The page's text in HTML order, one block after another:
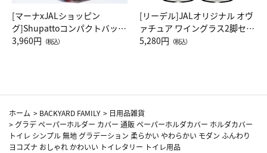
[マーナxJALショッピン
グ]Shupattoコンパクトバッグ
Drop JAL客室乗務員（LC）ス
3,960円 （税込）
[リーデル]JALオリジナル オヴ
ァチュア ワイングラス2脚セッ
ト（レッドワイン）
5,280円 （税込）
ホーム > BACKYARD FAMILY > 日用品雑貨
> グラデ ペーパーホルダー カバー 通販 ペーパーホルダカバー ホルダカバー
トイレ シンプル 無地 グラデーション 柔らかい やわらかい モダン ふんわり
ヨコズナ おしゃれ かわいい トイレタリー トイレ用品